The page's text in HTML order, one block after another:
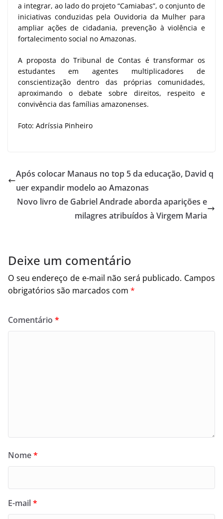
a integrar, ao lado do projeto “Camiabas”, o conjunto de
iniciativas conduzidas pela Ouvidoria da Mulher para
ampliar ações de cidadania, prevenção à violência e
fortalecimento social no Amazonas.
A proposta do Tribunal de Contas é transformar os
estudantes em agentes multiplicadores de
conscientização dentro das próprias comunidades,
aproximando o debate sobre direitos, respeito e
convivência das famílias amazonenses.
Foto: Adríssia Pinheiro
Após colocar Manaus no top 5 da educação, David q
uer expandir modelo ao Amazonas
Novo livro de Gabriel Andrade aborda aparições e
milagres atribuídos à Virgem Maria
Deixe um comentário
O seu endereço de e-mail não será publicado. Campos
obrigatórios são marcados com *
Comentário *
Nome*
E-mail*